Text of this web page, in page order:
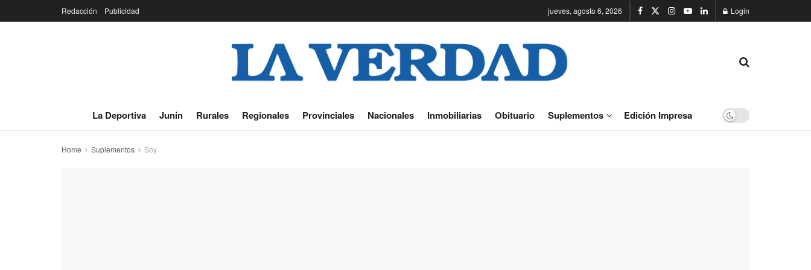
Redacción Publicidad jueves, agosto 6, 2026 Login
La Deportiva Junín Rurales Regionales Provinciales Nacionales Inmobiliarias Obituario Suplementos Edición Impresa
Home Suplementos Soy